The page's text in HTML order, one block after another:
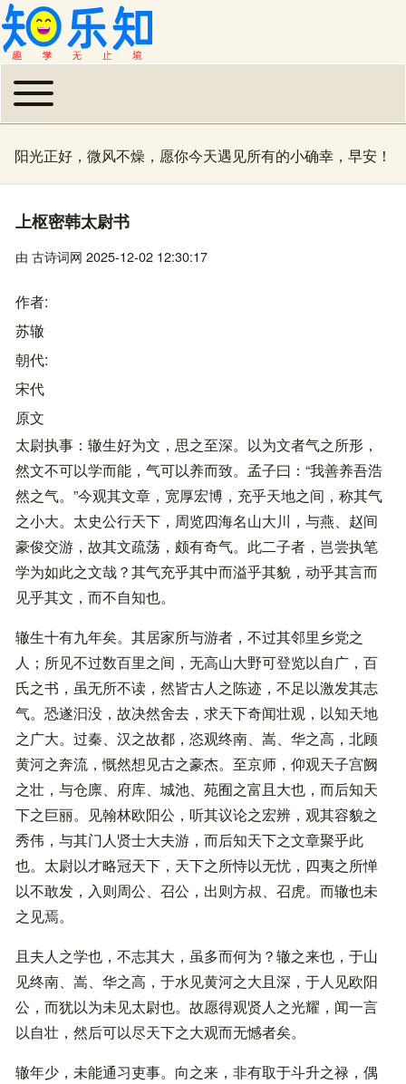
主导航
Toggle main menu
阳光正好，微风不燥，愿你今天遇见所有的小确幸，早安！
上枢密韩太尉书
由 古诗词网 2025-12-02 12:30:17
作者
苏辙
朝代
宋代
原文
太尉执事：辙生好为文，思之至深。以为文者气之所形，
然文不可以学而能，气可以养而致。孟子曰：“我善养吾浩
然之气。”今观其文章，宽厚宏博，充乎天地之间，称其气
之小大。太史公行天下，周览四海名山大川，与燕、赵间
豪俊交游，故其文疏荡，颇有奇气。此二子者，岂尝执笔
学为如此之文哉？其气充乎其中而溢乎其貌，动乎其言而
见乎其文，而不自知也。
辙生十有九年矣。其居家所与游者，不过其邻里乡党之
人；所见不过数百里之间，无高山大野可登览以自广，百
氏之书，虽无所不读，然皆古人之陈迹，不足以激发其志
气。恐遂汩没，故决然舍去，求天下奇闻壮观，以知天地
之广大。过秦、汉之故都，恣观终南、嵩、华之高，北顾
黄河之奔流，慨然想见古之豪杰。至京师，仰观天子宫阙
之壮，与仓廪、府库、城池、苑囿之富且大也，而后知天
下之巨丽。见翰林欧阳公，听其议论之宏辨，观其容貌之
秀伟，与其门人贤士大夫游，而后知天下之文章聚乎此
也。太尉以才略冠天下，天下之所恃以无忧，四夷之所惮
以不敢发，入则周公、召公，出则方叔、召虎。而辙也未
之见焉。
且夫人之学也，不志其大，虽多而何为？辙之来也，于山
见终南、嵩、华之高，于水见黄河之大且深，于人见欧阳
公，而犹以为未见太尉也。故愿得观贤人之光耀，闻一言
以自壮，然后可以尽天下之大观而无憾者矣。
辙年少，未能通习吏事。向之来，非有取于斗升之禄，偶